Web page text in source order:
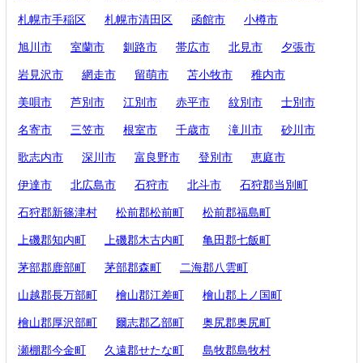
札幌市手稲区 札幌市清田区 函館市 小樽市
旭川市 室蘭市 釧路市 帯広市 北見市 夕張市
岩見沢市 網走市 留萌市 苫小牧市 稚内市
美唄市 芦別市 江別市 赤平市 紋別市 士別市
名寄市 三笠市 根室市 千歳市 滝川市 砂川市
歌志内市 深川市 富良野市 登別市 恵庭市
伊達市 北広島市 石狩市 北斗市 石狩郡当別町
石狩郡新篠津村 松前郡松前町 松前郡福島町
上磯郡知内町 上磯郡木古内町 亀田郡七飯町
茅部郡鹿部町 茅部郡森町 二海郡八雲町
山越郡長万部町 檜山郡江差町 檜山郡上ノ国町
檜山郡厚沢部町 爾志郡乙部町 奥尻郡奥尻町
瀬棚郡今金町 久遠郡せたな町 島牧郡島牧村